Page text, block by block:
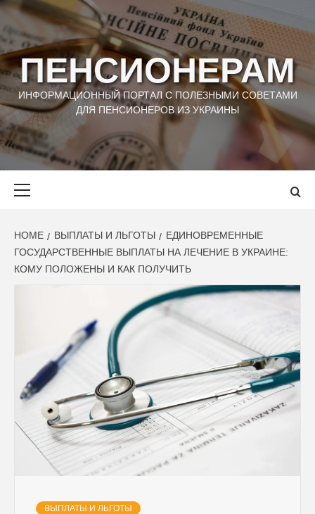
Skip
to
content
ПЕНСИОНЕРАМ
ИНФОРМАЦИОННЫЙ ПОРТАЛ С ПОЛЕЗНЫМИ СОВЕТАМИ
ДЛЯ ПЕНСИОНЕРОВ ИЗ УКРАИНЫ
HOME ВЫПЛАТЫ И ЛЬГОТЫ
ЕДИНОВРЕМЕННЫЕ
ГОСУДАРСТВЕННЫЕ ВЫПЛАТЫ НА ЛЕЧЕНИЕ В УКРАИНЕ:
КОМУ ПОЛОЖЕНЫ И КАК ПОЛУЧИТЬ
ВЫПЛАТЫ И ЛЬГОТЫ